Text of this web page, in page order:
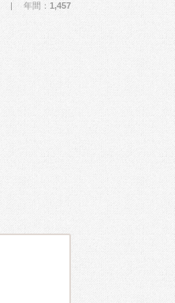
| 年間： 1,457